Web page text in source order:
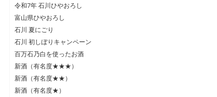
令和7年 石川ひやおろし
富山県ひやおろし
石川 夏にごり
石川 初しぼりキャンペーン
百万石乃白を使ったお酒
新酒（有名度★★★）
新酒（有名度★★）
新酒（有名度★）